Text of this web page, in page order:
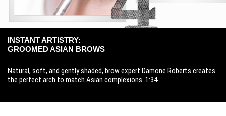
INSTANT ARTISTRY:
GROOMED ASIAN BROWS
Natural, soft, and gently shaded, brow expert Damone Roberts creates
the perfect arch to match Asian complexions. 1:34